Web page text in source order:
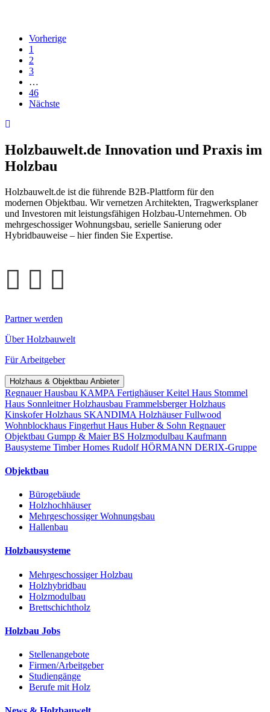
Vorherige
1
2
3
…
46
Nächste
Holzbauwelt.de Innovation und Praxis im
Holzbau
Holzbauwelt.de ist die führende B2B-Plattform für den
modernen Objektbau. Wir vernetzen Architekten, Tragwerksplaner
und Investoren mit leistungsfähigen Holzbau-Unternehmen. Ob
mehrgeschossiger Wohnungsbau, serielle Sanierung oder
Hybridbauweise – hier finden Sie Expertise.
Partner werden
Über Holzbauwelt
Für Arbeitgeber
Holzhaus & Objektbau Anbieter
Regnauer Hausbau KAMPA FertighäuserKeitel Haus Stommel
Haus Sonnleitner Holzhausbau Frammelsberger Holzhaus
Kinskofer Holzhaus SKANDIMA HolzhäuserFullwood
Wohnblockhaus Fingerhut Haus Huber & Sohn Regnauer
Objektbau Gumpp & MaierBS Holzmodulbau Kaufmann
Bausysteme Timber Homes Rudolf HÖRMANN DERIX-Gruppe
Objektbau
Bürogebäude
Holzhochhäuser
Mehrgeschossiger Wohnungsbau
Hallenbau
Holzbausysteme
Mehrgeschossiger Holzbau
Holzhybridbau
Holzmodulbau
Brettschichtholz
Holzbau Jobs
Stellenangebote
Firmen/Arbeitgeber
Studiengänge
Berufe mit Holz